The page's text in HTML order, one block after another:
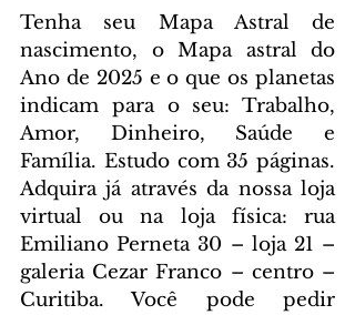
Tenha seu Mapa Astral de
nascimento, o Mapa astral do
Ano de 2025 e o que os planetas
indicam para o seu: Trabalho,
Amor, Dinheiro, Saúde e
Família. Estudo com 35 páginas.
Adquira já através da nossa loja
virtual ou na loja física: rua
Emiliano Perneta 30 – loja 21 –
galeria Cezar Franco – centro –
Curitiba. Você pode pedir